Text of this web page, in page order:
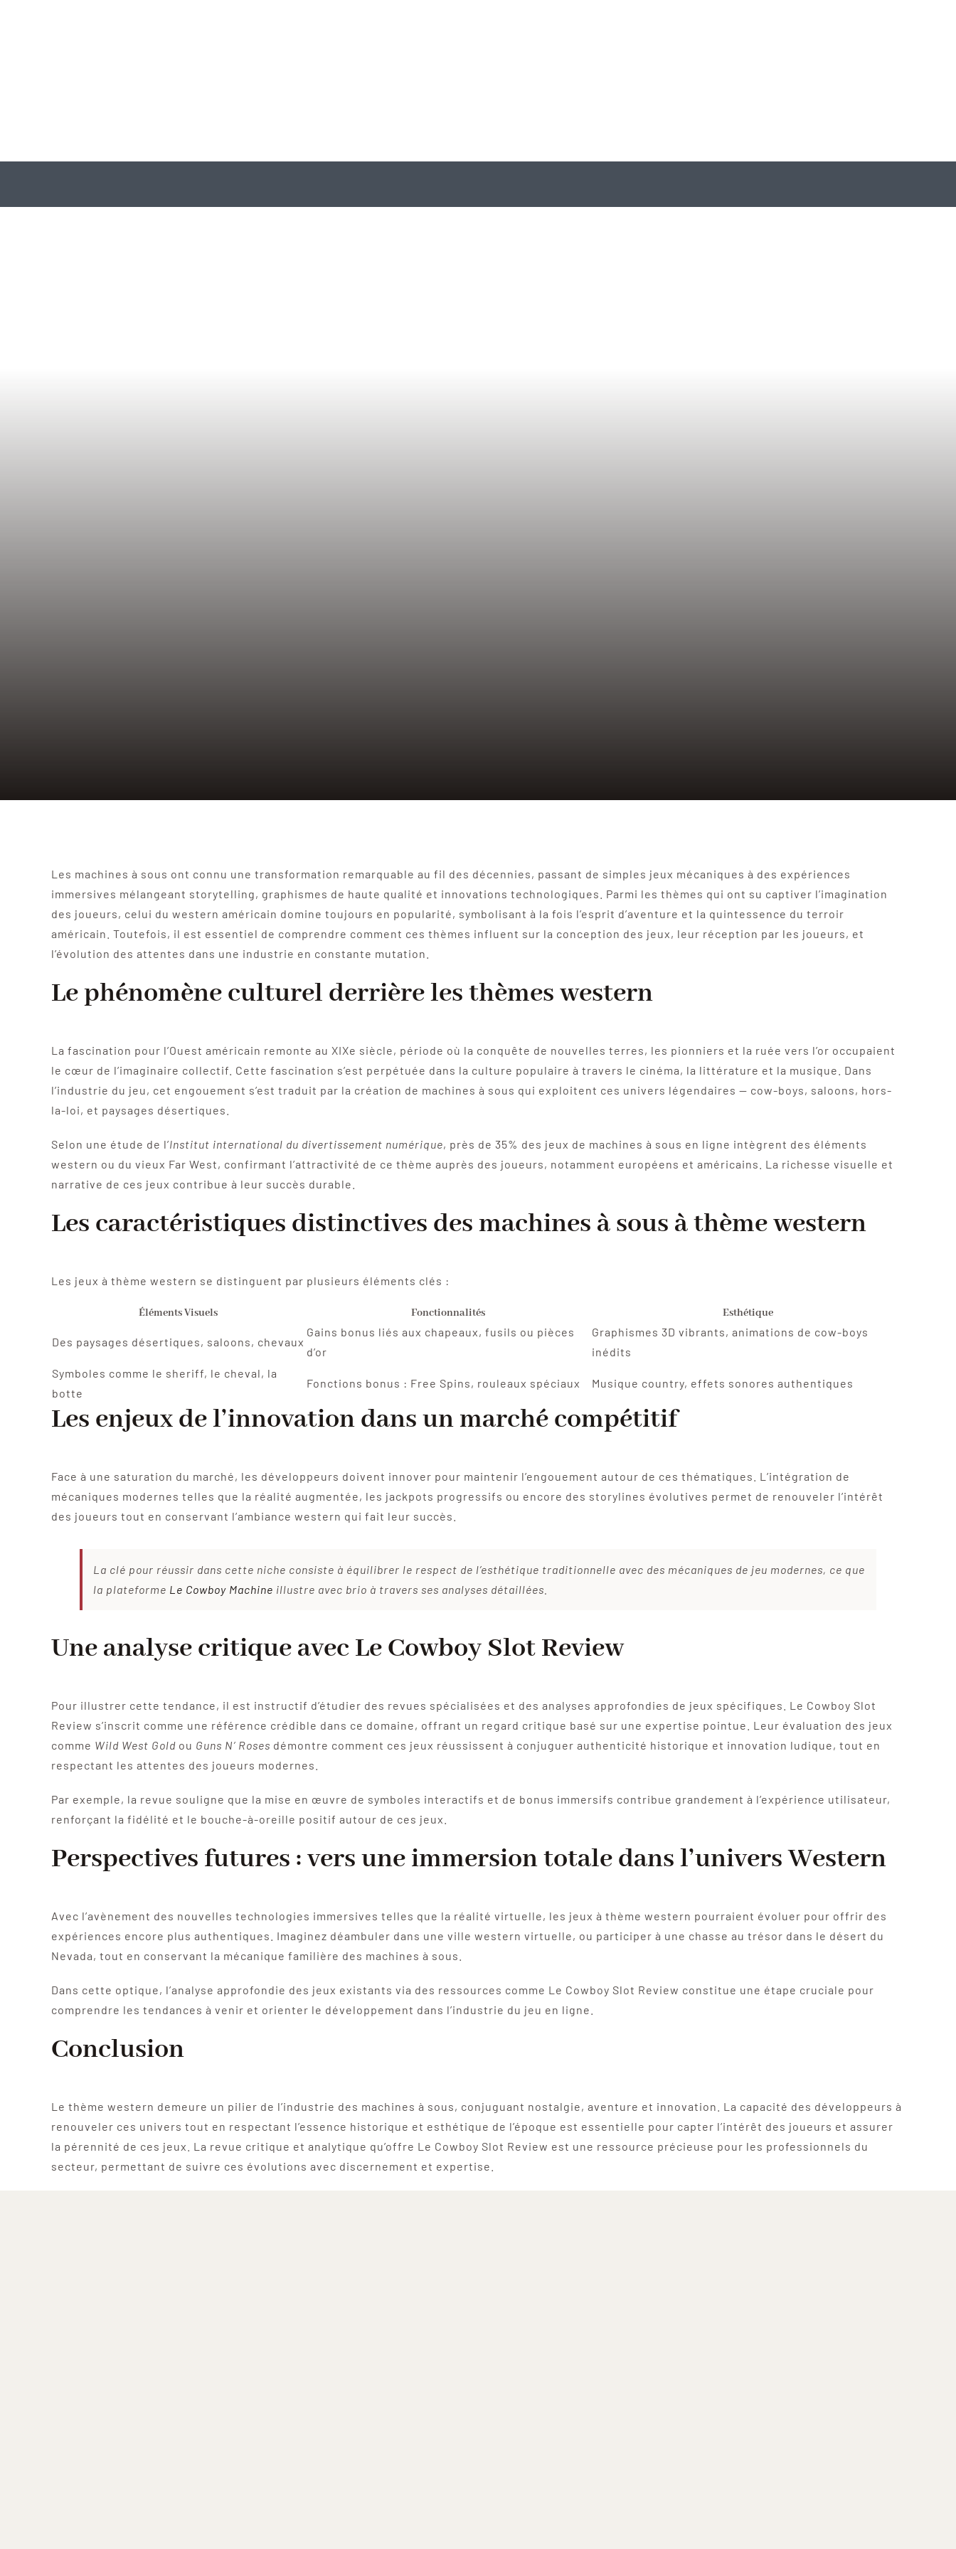
Les machines à sous ont connu une transformation remarquable au fil des décennies, passant de simples jeux mécaniques à des expériences
immersives mélangeant storytelling, graphismes de haute qualité et innovations technologiques. Parmi les thèmes qui ont su captiver l’imagination
des joueurs, celui du western américain domine toujours en popularité, symbolisant à la fois l’esprit d’aventure et la quintessence du terroir
américain. Toutefois, il est essentiel de comprendre comment ces thèmes influent sur la conception des jeux, leur réception par les joueurs, et
l’évolution des attentes dans une industrie en constante mutation.
Le phénomène culturel derrière les thèmes western
La fascination pour l’Ouest américain remonte au XIXe siècle, période où la conquête de nouvelles terres, les pionniers et la ruée vers l’or occupaient
le cœur de l’imaginaire collectif. Cette fascination s’est perpétuée dans la culture populaire à travers le cinéma, la littérature et la musique. Dans
l’industrie du jeu, cet engouement s’est traduit par la création de machines à sous qui exploitent ces univers légendaires — cow-boys, saloons, hors-
la-loi, et paysages désertiques.
Selon une étude de l’Institut international du divertissement numérique, près de 35% des jeux de machines à sous en ligne intègrent des éléments
western ou du vieux Far West, confirmant l’attractivité de ce thème auprès des joueurs, notamment européens et américains. La richesse visuelle et
narrative de ces jeux contribue à leur succès durable.
Les caractéristiques distinctives des machines à sous à thème western
Les jeux à thème western se distinguent par plusieurs éléments clés :
Éléments Visuels Fonctionnalités Esthétique
Des paysages désertiques, saloons, chevaux
Gains bonus liés aux chapeaux, fusils ou pièces
d’or
Graphismes 3D vibrants, animations de cow-boys
inédits
Symboles comme le sheriff, le cheval, la
botte
Fonctions bonus : Free Spins, rouleaux spéciaux Musique country, effets sonores authentiques
Les enjeux de l’innovation dans un marché compétitif
Face à une saturation du marché, les développeurs doivent innover pour maintenir l’engouement autour de ces thématiques. L’intégration de
mécaniques modernes telles que la réalité augmentée, les jackpots progressifs ou encore des storylines évolutives permet de renouveler l’intérêt
des joueurs tout en conservant l’ambiance western qui fait leur succès.
La clé pour réussir dans cette niche consiste à équilibrer le respect de l’esthétique traditionnelle avec des mécaniques de jeu modernes, ce que
la plateforme Le Cowboy Machine illustre avec brio à travers ses analyses détaillées.
Une analyse critique avec Le Cowboy Slot Review
Pour illustrer cette tendance, il est instructif d’étudier des revues spécialisées et des analyses approfondies de jeux spécifiques. Le Cowboy Slot
Review s’inscrit comme une référence crédible dans ce domaine, offrant un regard critique basé sur une expertise pointue. Leur évaluation des jeux
comme Wild West Goldou Guns N’ Roses démontre comment ces jeux réussissent à conjuguer authenticité historique et innovation ludique, tout en
respectant les attentes des joueurs modernes.
Par exemple, la revue souligne que la mise en œuvre de symboles interactifs et de bonus immersifs contribue grandement à l’expérience utilisateur,
renforçant la fidélité et le bouche-à-oreille positif autour de ces jeux.
Perspectives futures : vers une immersion totale dans l’univers Western
Avec l’avènement des nouvelles technologies immersives telles que la réalité virtuelle, les jeux à thème western pourraient évoluer pour offrir des
expériences encore plus authentiques. Imaginez déambuler dans une ville western virtuelle, ou participer à une chasse au trésor dans le désert du
Nevada, tout en conservant la mécanique familière des machines à sous.
Dans cette optique, l’analyse approfondie des jeux existants via des ressources comme Le Cowboy Slot Review constitue une étape cruciale pour
comprendre les tendances à venir et orienter le développement dans l’industrie du jeu en ligne.
Conclusion
Le thème western demeure un pilier de l’industrie des machines à sous, conjuguant nostalgie, aventure et innovation. La capacité des développeurs à
renouveler ces univers tout en respectant l’essence historique et esthétique de l’époque est essentielle pour capter l’intérêt des joueurs et assurer
la pérennité de ces jeux. La revue critique et analytique qu’offre Le Cowboy Slot Review est une ressource précieuse pour les professionnels du
secteur, permettant de suivre ces évolutions avec discernement et expertise.